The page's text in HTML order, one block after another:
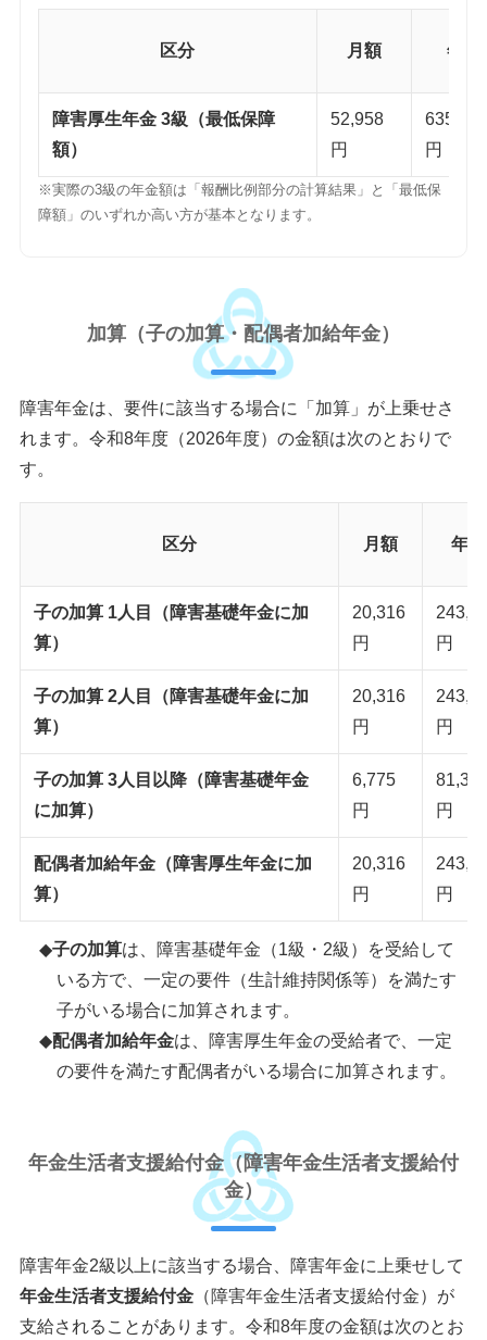
区分 月額 年額
障害厚生年金 3級（最低保障
額）
52,958
円
635,500
円
※実際の3級の年金額は「報酬比例部分の計算結果」と「最低保
障額」のいずれか高い方が基本となります。
加算（子の加算・配偶者加給年金）
障害年金は、要件に該当する場合に「加算」が上乗せさ
れます。令和8年度（2026年度）の金額は次のとおりで
す。
区分 月額 年額
子の加算 1人目（障害基礎年金に加
算）
20,316
円
円
子の加算 2人目（障害基礎年金に加
算）
20,316
円
円
子の加算 3人目以降（障害基礎年金
に加算）
6,775
円
円
配偶者加給年金（障害厚生年金に加
算）
20,316
円
円
子の加算は、障害基礎年金（1級・2級）を受給して
いる方で、一定の要件（生計維持関係等）を満たす
子がいる場合に加算されます。
配偶者加給年金は、障害厚生年金の受給者で、一定
の要件を満たす配偶者がいる場合に加算されます。
年金生活者支援給付金（障害年金生活者支援給付
金）
障害年金2級以上に該当する場合、障害年金に上乗せして
年金生活者支援給付金（障害年金生活者支援給付金）が
支給されることがあります。令和8年度の金額は次のとお